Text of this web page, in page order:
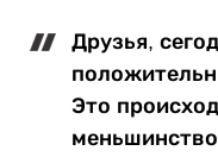
Друзья,
Это